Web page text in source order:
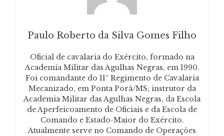
Paulo Roberto da Silva Gomes Filho
Oficial de cavalaria do Exército, formado na
Academia Militar das Agulhas Negras, em 1990.
Foi comandante do 11º Regimento de Cavalaria
Mecanizado, em Ponta Porã/MS; instrutor da
Academia Militar das Agulhas Negras, da Escola
de Aperfeicoamento de Oficiais e da Escola de
Comando e Estado-Maior do Exército.
Atualmente serve no Comando de Operações